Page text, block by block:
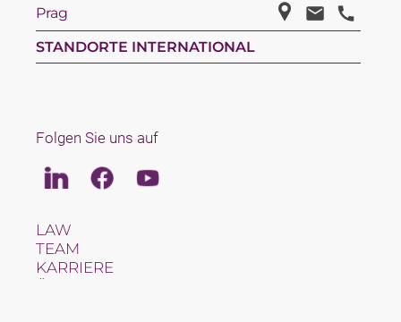
Prag
STANDORTE INTERNATIONAL
Folgen Sie uns auf
LinkedinFacebookYoutube
LAW
TEAM
KARRIERE